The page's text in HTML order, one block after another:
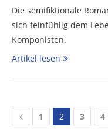
Die semifiktionale
sich feinfühlig dem
Komponisten.
Artikel lesen
1 2 3 4